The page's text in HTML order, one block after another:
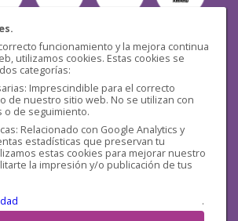
funcionamiento y la mejora continua
utilizamos cookies. Estas cookies se
categorías:
Imprescindible para el correcto
de nuestro sitio web. No se utilizan con
o de seguimiento.
Relacionado con Google Analytics y
estadísticas que preservan tu
estas cookies para mejorar nuestro
la impresión y/o publicación de tus
.
Seguridad
Redes sociales